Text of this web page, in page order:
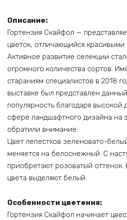
Описание:
Гортензия Скайфол —
цветок, отличающийся
Активное развитие селекции
огромного количества сортов.
стараниям специалистов в 2018
выставке был представлен
популярность благодаря высокой
сфере ландшафтного дизайна на
обратили внимание.
Цвет лепестков зеленовато-
меняется на белоснежный. С
приобретают розоватый оттенок.
цвета выделяют белый.
Особенности цветения:
Гортензия Скайфол начинает